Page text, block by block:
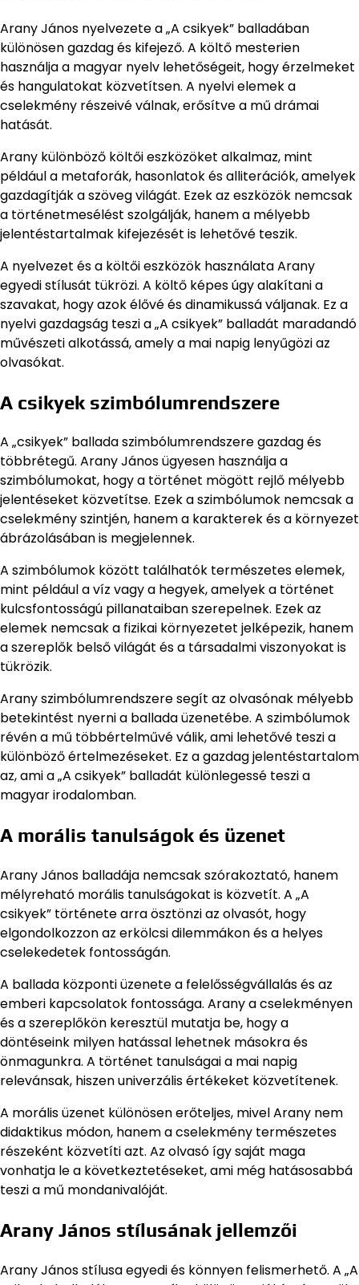
Arany János nyelvezete a „A csikyek” balladában
különösen gazdag és kifejező. A költő mesterien
használja a magyar nyelv lehetőségeit, hogy érzelmeket
és hangulatokat közvetítsen. A nyelvi elemek a
cselekmény részeivé válnak, erősítve a mű drámai
hatását.
Arany különböző költői eszközöket alkalmaz, mint
például a metaforák, hasonlatok és alliterációk, amelyek
gazdagítják a szöveg világát. Ezek az eszközök nemcsak
a történetmesélést szolgálják, hanem a mélyebb
jelentéstartalmak kifejezését is lehetővé teszik.
A nyelvezet és a költői eszközök használata Arany
egyedi stílusát tükrözi. A költő képes úgy alakítani a
szavakat, hogy azok élővé és dinamikussá váljanak. Ez a
nyelvi gazdagság teszi a „A csikyek” balladát maradandó
művészeti alkotássá, amely a mai napig lenyűgözi az
olvasókat.
A csikyek szimbólumrendszere
A „csikyek” ballada szimbólumrendszere gazdag és
többrétegű. Arany János ügyesen használja a
szimbólumokat, hogy a történet mögött rejlő mélyebb
jelentéseket közvetítse. Ezek a szimbólumok nemcsak a
cselekmény szintjén, hanem a karakterek és a környezet
ábrázolásában is megjelennek.
A szimbólumok között találhatók természetes elemek,
mint például a víz vagy a hegyek, amelyek a történet
kulcsfontosságú pillanataiban szerepelnek. Ezek az
elemek nemcsak a fizikai környezetet jelképezik, hanem
a szereplők belső világát és a társadalmi viszonyokat is
tükrözik.
Arany szimbólumrendszere segít az olvasónak mélyebb
betekintést nyerni a ballada üzenetébe. A szimbólumok
révén a mű többértelművé válik, ami lehetővé teszi a
különböző értelmezéseket. Ez a gazdag jelentéstartalom
az, ami a „A csikyek” balladát különlegessé teszi a
magyar irodalomban.
A morális tanulságok és üzenet
Arany János balladája nemcsak szórakoztató, hanem
mélyreható morális tanulságokat is közvetít. A „A
csikyek” története arra ösztönzi az olvasót, hogy
elgondolkozzon az erkölcsi dilemmákon és a helyes
cselekedetek fontosságán.
A ballada központi üzenete a felelősségvállalás és az
emberi kapcsolatok fontossága. Arany a cselekményen
és a szereplőkön keresztül mutatja be, hogy a
döntéseink milyen hatással lehetnek másokra és
önmagunkra. A történet tanulságai a mai napig
relevánsak, hiszen univerzális értékeket közvetítenek.
A morális üzenet különösen erőteljes, mivel Arany nem
didaktikus módon, hanem a cselekmény természetes
részeként közvetíti azt. Az olvasó így saját maga
vonhatja le a következtetéseket, ami még hatásosabbá
teszi a mű mondanivalóját.
Arany János stílusának jellemzői
Arany János stílusa egyedi és könnyen felismerhető. A „A